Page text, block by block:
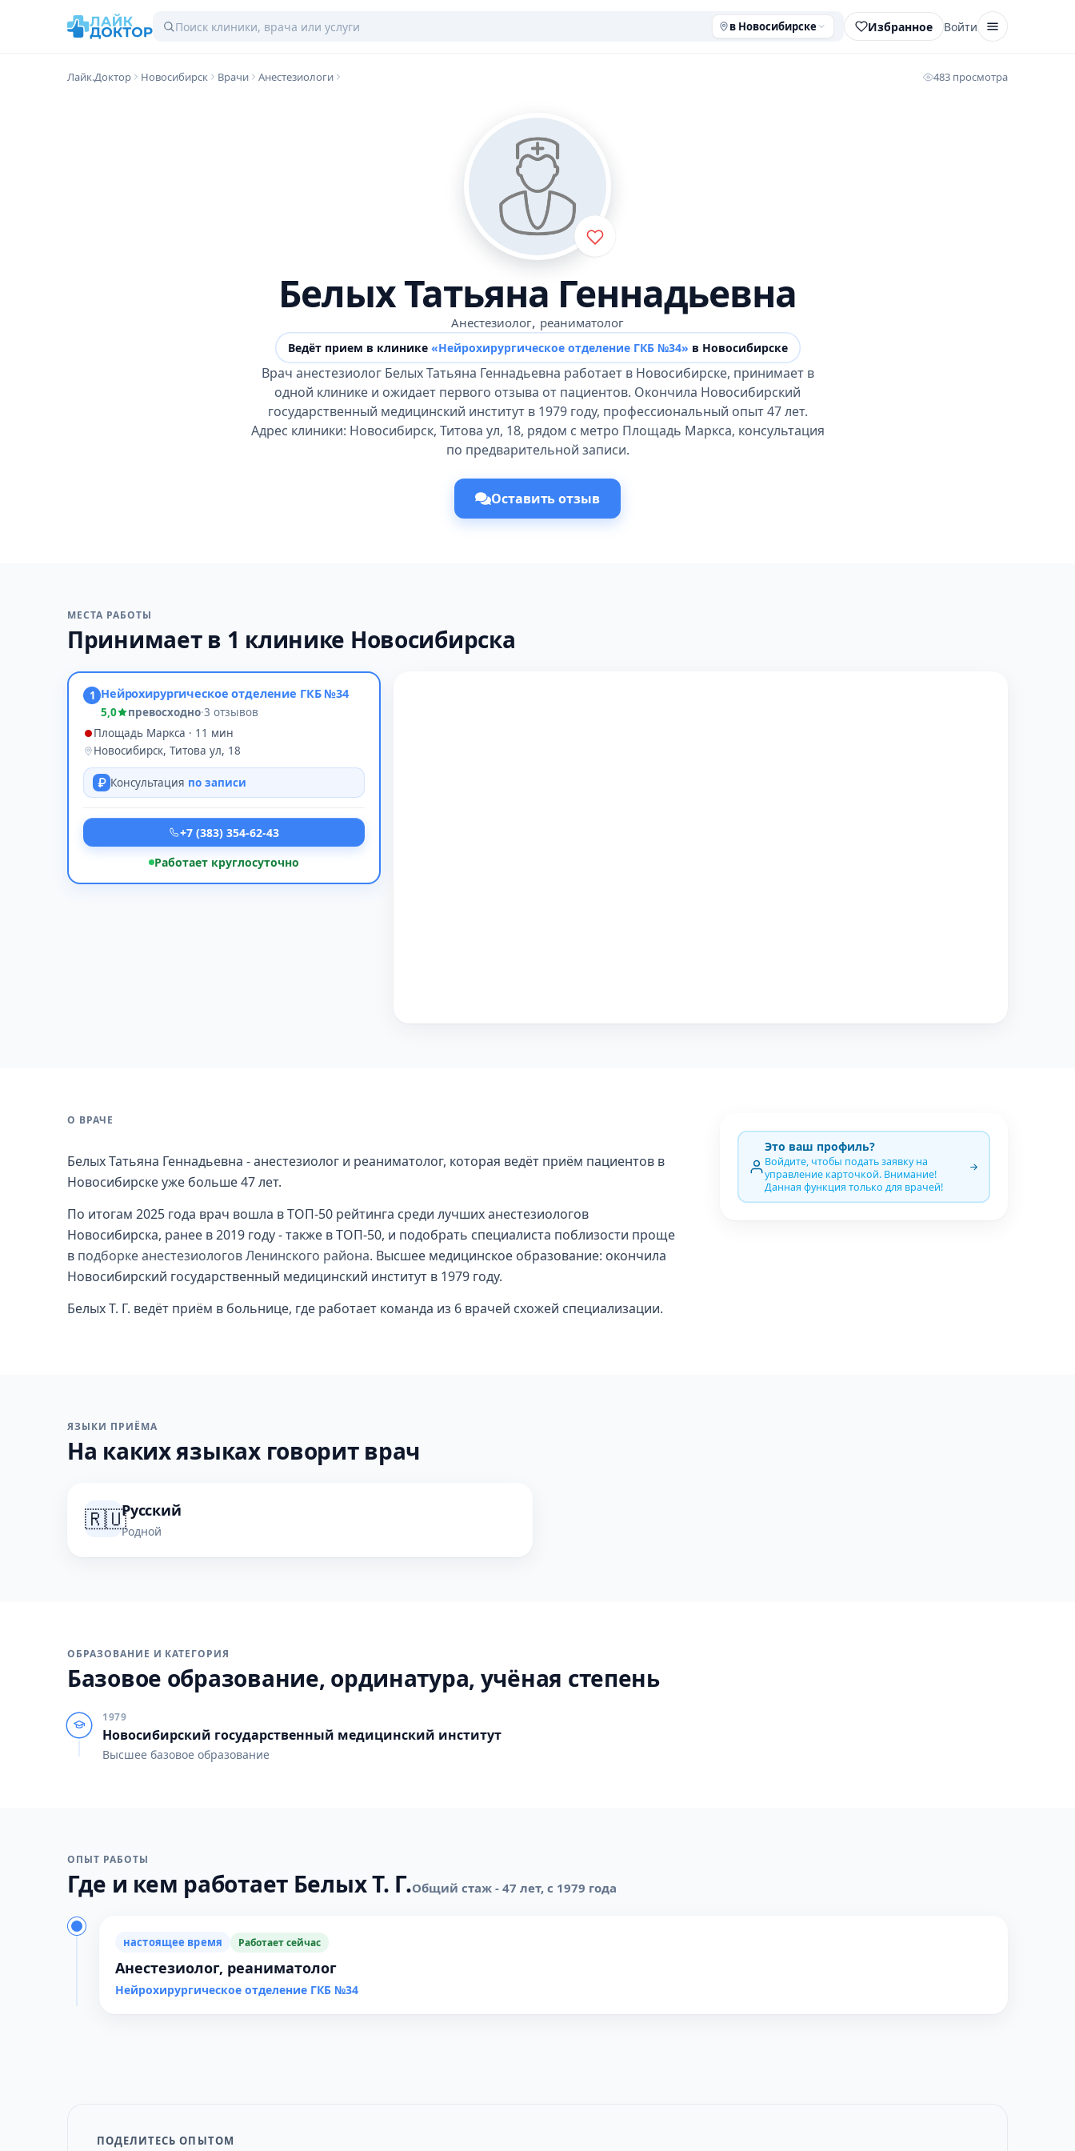
в Новосибирске Избранное Войти
Лайк.Доктор Новосибирск Врачи Анестезиологи 483 просмотра
Белых Татьяна Геннадьевна
Анестезиолог, реаниматолог
Ведёт прием в клинике «Нейрохирургическое отделение ГКБ №34» в Новосибирске
Врач анестезиолог Белых Татьяна Геннадьевна работает в Новосибирске, принимает в
одной клинике и ожидает первого отзыва от пациентов. Окончила Новосибирский
государственный медицинский институт в 1979 году, профессиональный опыт 47 лет.
Адрес клиники: Новосибирск, Титова ул, 18, рядом с метро Площадь Маркса, консультация
по предварительной записи.
Оставить отзыв
МЕСТА РАБОТЫ
Принимает в 1 клинике Новосибирска
1 Нейрохирургическое отделение ГКБ №34
5,0 превосходно·3 отзывов
Площадь Маркса · 11 мин
Новосибирск, Титова ул, 18
Консультация по записи
+7 (383) 354-62-43
Работает круглосуточно
О ВРАЧЕ
Белых Татьяна Геннадьевна - анестезиолог и реаниматолог, которая ведёт приём пациентов в
Новосибирске уже больше 47 лет.
По итогам 2025 года врач вошла в ТОП-50 рейтинга среди лучших анестезиологов
Новосибирска, ранее в 2019 году - также в ТОП-50, и подобрать специалиста поблизости проще
в подборке анестезиологов Ленинского района. Высшее медицинское образование: окончила
Новосибирский государственный медицинский институт в 1979 году.
Белых Т. Г. ведёт приём в больнице, где работает команда из 6 врачей схожей специализации.
Это ваш профиль?
Войдите, чтобы подать заявку на
управление карточкой. Внимание!
Данная функция только для врачей!
ЯЗЫКИ ПРИЁМА
На каких языках говорит врач
🇷🇺Русский
Родной
ОБРАЗОВАНИЕ И КАТЕГОРИЯ
Базовое образование, ординатура, учёная степень
1979
Новосибирский государственный медицинский институт
Высшее базовое образование
ОПЫТ РАБОТЫ
Где и кем работает Белых Т. Г.Общий стаж - 47 лет, с 1979 года
настоящее время Работает сейчас
Анестезиолог, реаниматолог
Нейрохирургическое отделение ГКБ №34
ПОДЕЛИТЕСЬ ОПЫТОМ